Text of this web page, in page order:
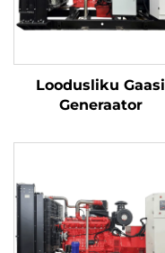
Loodusliku Gaasi
Generaator